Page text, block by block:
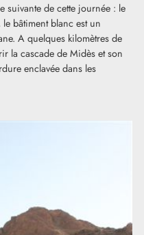
suivante de cette journée : le
bâtiment blanc est un
A quelques kilomètres de
la cascade de Midès et son
enclavée dans les